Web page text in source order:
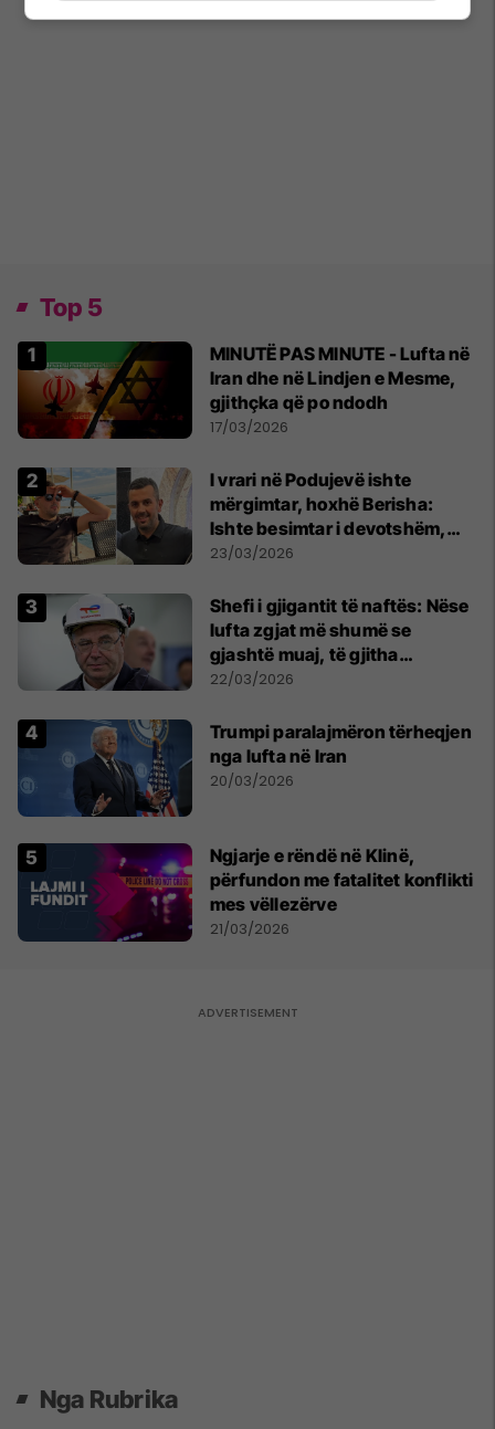
Top 5
MINUTË PAS MINUTE - Lufta në
Iran dhe në Lindjen e Mesme,
gjithçka që po ndodh
17/03/2026
I vrari në Podujevë ishte
mërgimtar, hoxhë Berisha:
Ishte besimtar i devotshëm,
erdhi në Kosovë për Bajram
23/03/2026
Shefi i gjigantit të naftës: Nëse
lufta zgjat më shumë se
gjashtë muaj, të gjitha
ekonomitë botërore do të
22/03/2026
Trumpi paralajmëron tërheqjen
nga lufta në Iran
20/03/2026
Ngjarje e rëndë në Klinë,
përfundon me fatalitet konflikti
mes vëllezërve
21/03/2026
Nga Rubrika